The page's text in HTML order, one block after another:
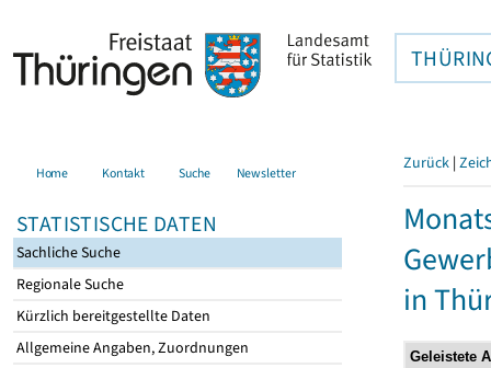
Home Kontakt Suche Newsletter
STATISTISCHE DATEN
Sachliche Suche
Regionale Suche
Kürzlich bereitgestellte Daten
Allgemeine Angaben, Zuordnungen
Zurück |
in